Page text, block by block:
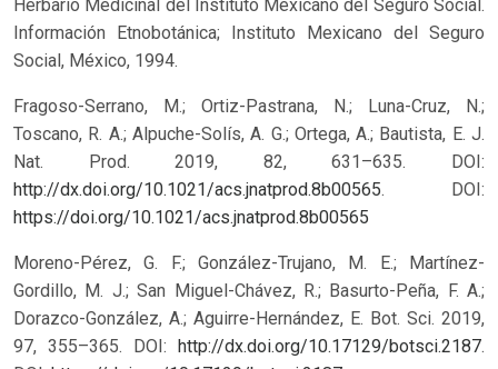
Herbario Medicinal del Instituto Mexicano del Seguro Social.
Información Etnobotánica; Instituto Mexicano del Seguro
Social, México, 1994.
Fragoso-Serrano, M.; Ortiz-Pastrana, N.; Luna-Cruz, N.;
Toscano, R. A.; Alpuche-Solís, A. G.; Ortega, A.; Bautista, E. J.
Nat. Prod. 2019, 82, 631–635. DOI:
http://dx.doi.org/10.1021/acs.jnatprod.8b00565. DOI:
https://doi.org/10.1021/acs.jnatprod.8b00565
Moreno-Pérez, G. F.; González-Trujano, M. E.; Martínez-
Gordillo, M. J.; San Miguel-Chávez, R.; Basurto-Peña, F. A.;
Dorazco-González, A.; Aguirre-Hernández, E. Bot. Sci. 2019,
97, 355–365. DOI: http://dx.doi.org/10.17129/botsci.2187.